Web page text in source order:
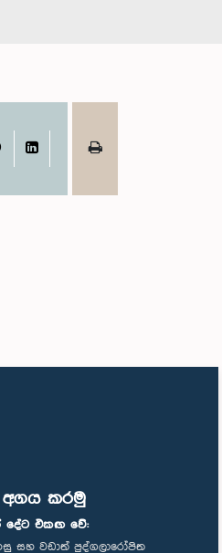
කරමු
එකඟ වේ:
සහ වඩාත් පුද්ගලාරෝපිත
WhatsAppLinkedIn